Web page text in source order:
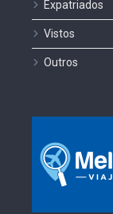
Expatriados
Vistos
Outros